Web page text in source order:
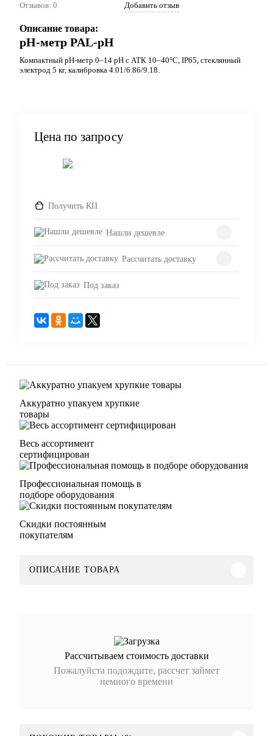
Отзывов: 0 Добавить отзыв
Описание товара:
pH-метр PAL-pH
Компактный pH-метр 0–14 pH с АТК 10–40°C, IP65, стеклянный
электрод 5 кг, калибровка 4.01/6.86/9.18.
Цена по запросу
Получить КП
Нашли дешевле
Рассчитать доставку
Под заказ
Аккуратно упакуем хрупкие
товары
Весь ассортимент
сертифицирован
Профессиональная помощь в
подборе оборудования
Скидки постоянным
покупателям
ОПИСАНИЕ ТОВАРА
Рассчитываем стоимость доставки
Пожалуйста подождите, рассчет займет
немного времени